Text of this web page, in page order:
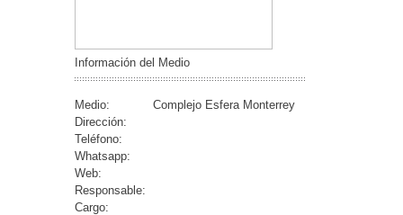
Información del Medio
Medio:
Complejo Esfera Monterrey
Dirección:
Teléfono:
Whatsapp:
Web:
Responsable:
Cargo: